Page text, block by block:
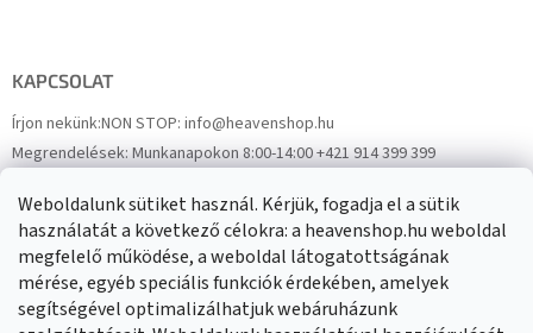
Weboldalunk sütiket használ. Kérjük, fogadja el a sütik
használatát a következő célokra: a heavenshop.hu weboldal
megfelelő működése, a weboldal látogatottságának
mérése, egyéb speciális funkciók érdekében, amelyek
segítségével optimalizálhatjuk webáruházunk
KAPCSOLAT
Írjon nekünk:NON STOP: info@heavenshop.hu
Megrendelések:Munkanapokon 8:00-14:00 +421 914 399 399
FacebookHeavenShop.sk
Eredményeink